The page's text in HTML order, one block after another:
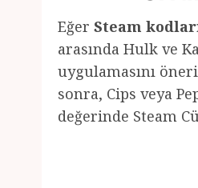
Eğer Steam
arasında Hulk ve
uygulamasını
sonra, Cips veya
değerinde Steam